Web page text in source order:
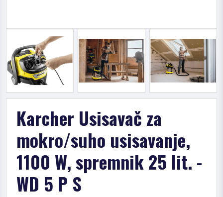
Karcher Usisavač za
mokro/suho usisavanje,
1100 W, spremnik 25 lit. -
WD 5 P S